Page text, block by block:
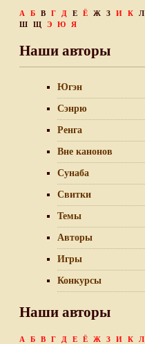
А Б В Г Д Е Ё Ж З И К Л
Ш
Щ Э Ю Я
Наши авторы
Югэн
Сэнрю
Ренга
Вне канонов
Сунаба
Свитки
Темы
Авторы
Игры
Конкурсы
Наши авторы
А Б В Г Д Е Ё Ж З И К Л